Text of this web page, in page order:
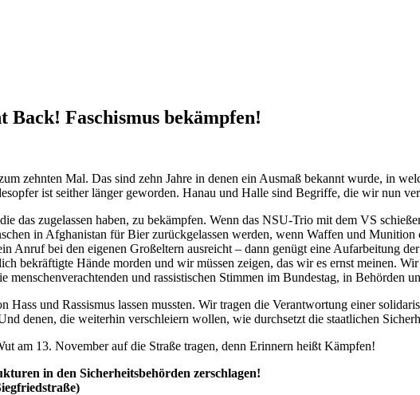
Back! Faschismus bekämpfen!
zehnten Mal. Das sind zehn Jahre in denen ein Ausmaß bekannt wurde, in
ist seither länger geworden. Hanau und Halle sind Begriffe, die wir nun
das zugelassen haben, zu bekämpfen. Wenn das NSU-Trio mit dem VS
in Afghanistan für Bier zurückgelassen werden, wenn Waffen und
Anruf bei den eigenen Großeltern ausreicht – dann genügt eine Aufarbeitung
bekräftigte Hände morden und wir müssen zeigen, das wir es ernst meinen.
menschenverachtenden und rassistischen Stimmen im Bundestag, in Behörden
und Rassismus lassen mussten. Wir tragen die Verantwortung einer
denen, die weiterhin verschleiern wollen, wie durchsetzt die staatlichen
am 13. November auf die Straße tragen, denn Erinnern heißt Kämpfen!
in den Sicherheitsbehörden zerschlagen!